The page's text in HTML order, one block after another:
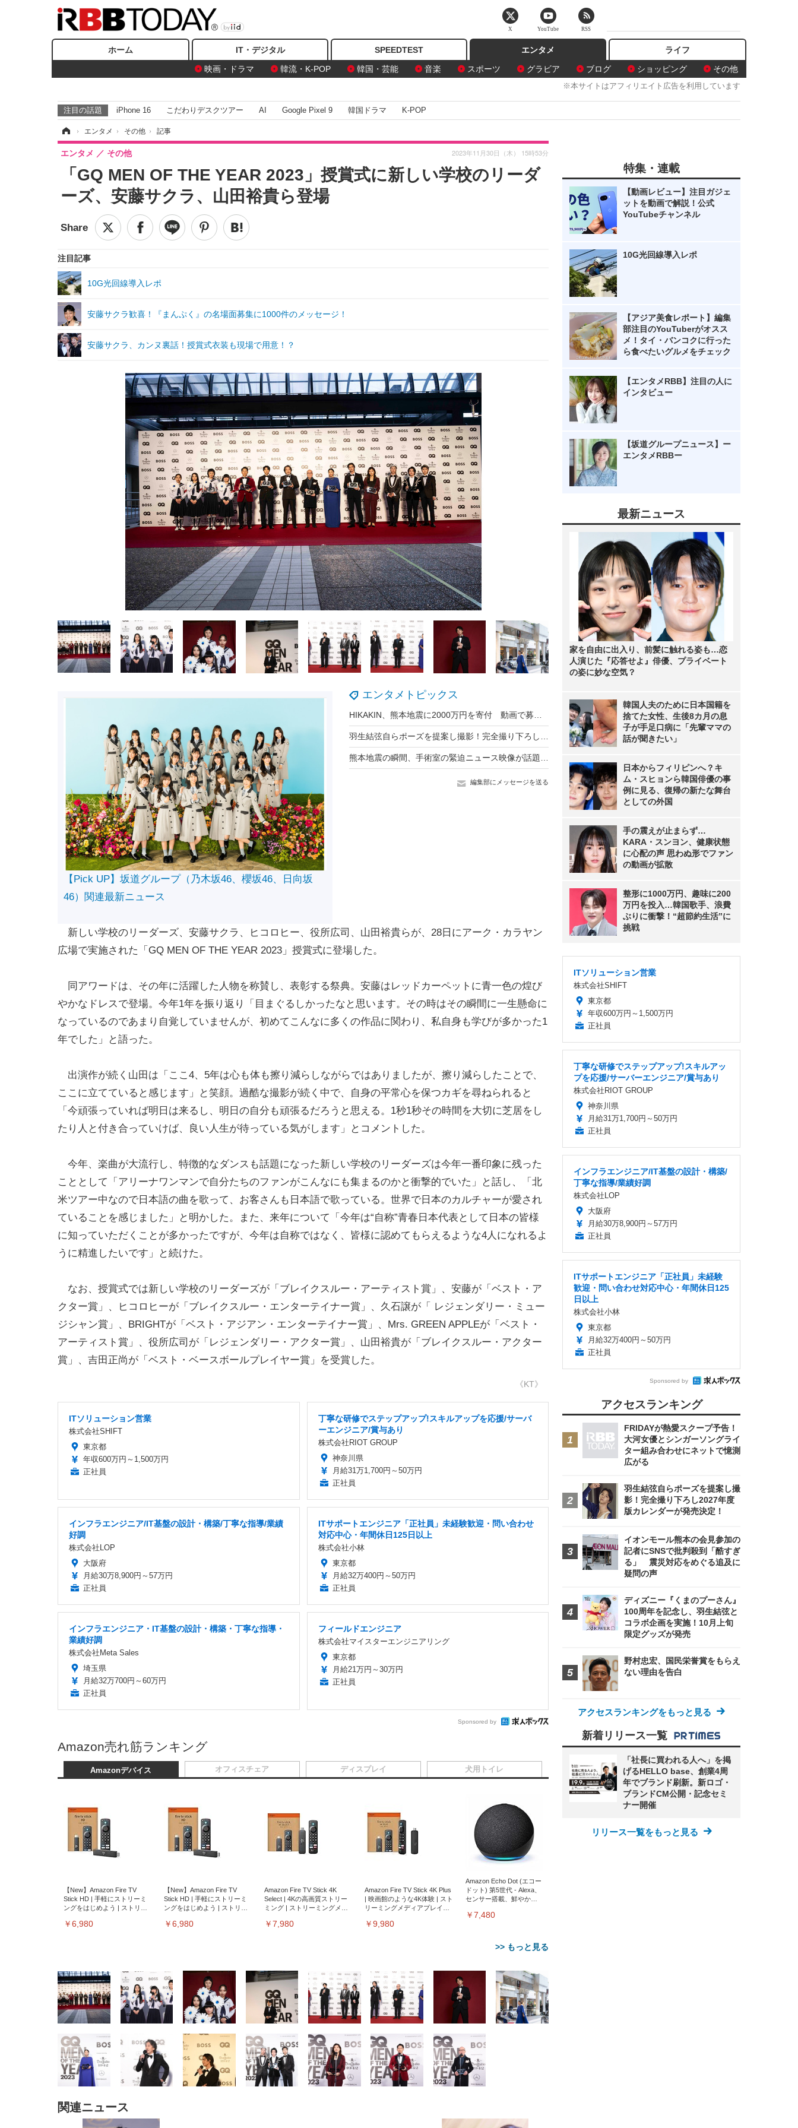
ホーム IT・デジタル SPEEDTEST
エンタメ
映画・ドラマ
韓流・K-POP 韓国・芸能 音楽 スポーツ グラビア ブログ ショッピング その他
ライフ
※本サイトはアフィリエイト広告を利用しています
注目の話題 iPhone 16 こだわりデスクツアー AI Google Pixel 9 韓国ドラマ K-POP
› エンタメ › その他 › 記事
「GQ MEN OF THE YEAR 2023」授賞式に新しい学校のリーダ
ーズ、安藤サクラ、山田裕貴ら登場
エンタメ その他 2023年11月30日（木） 15時53分
注目記事
10G光回線導入レポ
安藤サクラ歓喜！『まんぷく』の名場面募集に1000件のメッセージ！
安藤サクラ、カンヌ裏話！授賞式衣装も現場で用意！？
エンタメトピックス
編集部にメッセージを送る
【Pick UP】坂道グループ（乃木坂46、櫻坂46、日向坂
46）関連最新ニュース
新しい学校のリーダーズ、安藤サクラ、ヒコロヒー、役所広司、山田裕貴らが、28日にアーク・カラヤン
広場で実施された「GQ MEN OF THE YEAR 2023」授賞式に登場した。
同アワードは、その年に活躍した人物を称賛し、表彰する祭典。安藤はレッドカーペットに青一色の煌び
やかなドレスで登場。今年1年を振り返り「目まぐるしかったなと思います。その時はその瞬間に一生懸命に
なっているのであまり自覚していませんが、初めてこんなに多くの作品に関わり、私自身も学びが多かった1
年でした」と語った。
出演作が続く山田は「ここ4、5年は心も体も擦り減らしながらではありましたが、擦り減らしたことで、
ここに立てていると感じます」と笑顔。過酷な撮影が続く中で、自身の平常心を保つカギを尋ねられると
「今頑張っていれば明日は来るし、明日の自分も頑張るだろうと思える。1秒1秒その時間を大切に芝居をし
たり人と付き合っていけば、良い人生が待っている気がします」とコメントした。
今年、楽曲が大流行し、特徴的なダンスも話題になった新しい学校のリーダーズは今年一番印象に残った
こととして「アリーナワンマンで自分たちのファンがこんなにも集まるのかと衝撃的でいた」と話し、「北
米ツアー中なので日本語の曲を歌って、お客さんも日本語で歌っている。世界で日本のカルチャーが愛され
ていることを感じました」と明かした。また、来年について「今年は“自称”青春日本代表として日本の皆様
に知っていただくことが多かったですが、今年は自称ではなく、皆様に認めてもらえるような4人になれるよ
うに精進したいです」と続けた。
なお、授賞式では新しい学校のリーダーズが「ブレイクスルー・アーティスト賞」、安藤が「ベスト・ア
クター賞」、ヒコロヒーが「ブレイクスルー・エンターテイナー賞」、久石譲が「 レジェンダリー・ミュー
ジシャン賞」、BRIGHTが「ベスト・アジアン・エンターテイナー賞」、Mrs. GREEN APPLEが「ベスト・
アーティスト賞」、役所広司が「レジェンダリー・アクター賞」、山田裕貴が「ブレイクスルー・アクター
賞」、吉田正尚が「ベスト・ベースボールプレイヤー賞」を受賞した。
《KT》
ITソリューション営業
株式会社SHIFT
東京都
年収600万円～1,500万円
正社員
丁寧な研修でステップアップ!スキルアップを応援/サーバ
ーエンジニア/賞与あり
株式会社RIOT GROUP
神奈川県
月給31万1,700円～50万円
正社員
インフラエンジニア/IT基盤の設計・構築/丁寧な指導/業績
好調
株式会社LOP
大阪府
月給30万8,900円～57万円
正社員
ITサポートエンジニア「正社員」未経験歓迎・問い合わせ
対応中心・年間休日125日以上
株式会社小林
東京都
月給32万400円～50万円
正社員
インフラエンジニア・IT基盤の設計・構築・丁寧な指導・
業績好調
株式会社Meta Sales
埼玉県
月給32万700円～60万円
正社員
フィールドエンジニア
株式会社マイスターエンジニアリング
東京都
月給21万円～30万円
正社員
Sponsored by
Amazon売れ筋ランキング
Amazonデバイス
【New】Amazon Fire TV
Stick HD | 手軽にストリーミ
ングをはじめよう | ストリー
￥6,980
【New】Amazon Fire TV
Stick HD | 手軽にストリーミ
ングをはじめよう | ストリー
￥6,980
Amazon Fire TV Stick 4K
Select | 4Kの高画質ストリー
ミング | ストリーミングメデ
￥7,980
Amazon Fire TV Stick 4K Plus
| 映画館のような4K体験 | スト
リーミングメディアプレイヤ
￥9,980
Amazon Echo Dot (エコー
ドット) 第5世代 - Alexa、
センサー搭載、鮮やかな
￥7,480
>> もっと見る
オフィスチェア
[EdoErgo] オフィスチェア 椅
子 テレワーク 疲れない 跳ね
上げ式アームレスト コンパク
椅子 360度回転 座面昇降 強化
ナイロン樹脂ベース 通気性メ
ッシュ 在宅ワーク H-
WY01(黒網+黒枠+黒足)
SIHOO B100 オフィスチェア
／デスクチェア メッシュチェ
ア 人間工学 疲れない ブラッ
Sezlife オフィスチェア デスク
チェア 疲れない テレワーク
チェア 強化バックレスト 30
Sezlife オフィスチェア デスク
チェア 疲れない テレワーク
チェア 強化バックレスト 30度
ハンガー付き 高反発クッショ
ANDWINT オフィスチェ
ア デスクチェア 肘なし メ
ッシュ 通気性 ランバーサ
ポート付き 腰サポート ガ
84～96cm テレワーク 在
ディスプレイ
EIZO ビジネス向けプレミア
ムモニター | FlexScan
EV3240X-WT | 31.5型4K
UHD・USB Type-C・ホワイ
EIZO ビジネス向けプレミア
ムモニター | FlexScan
EV2740X-WT | 27.0型4K
UHD・USB Type-C・ホワイ
【純正品】27"ゲーミングモ
ニター DualSense 充電フッ
ク付き（CFI-ZDM1J）
【整備済み品】Dell
E2724HS 27インチ 液晶モ
ニター フル
HD（1920×1080）VA 非光
￥15,800
【MiniLED/24.5inch/280Hz/FHD】
GRAPHT THE SHOOTER
Gaming Monitor 24” Essential ゲ
ーミングモニター QD 24.5インチ
犬用トイレ
Amazonベーシック ペットシ
ーツ 薄型 レギュラー 1回使い
捨て 無香料 ホワイト 300枚
Amazonベーシック ペットシ
ーツ 厚型 ワイド 42枚x2袋(84
枚) ホワイト(吸収面:ライトブ
ネオ・ルーライフ ネオ・オム
ツ L 中型犬用 26枚入り 単品
￥1,800
Smart Basic(スマートベーシ
ック) 【Amazon.co.jp限定】
Smart Basic アイリスオーヤマ
アイリスオーヤマ ペット
シーツ 超厚型 お徳用 レギ
ュラー 200枚入
【Amazon.co.jp限定】
関連ニュース
特集・連載
【動画レビュー】注目ガジェ
ットを動画で解説！公式
YouTubeチャンネル
10G光回線導入レポ
【アジア美食レポート】編集
部注目のYouTuberがオスス
メ！タイ・バンコクに行った
ら食べたいグルメをチェック
【エンタメRBB】注目の人に
インタビュー
【坂道グループニュース】ー
エンタメRBBー
最新ニュース
家を自由に出入り、前髪に触れる姿も…恋
人演じた『応答せよ』俳優、プライベート
の姿に妙な空気？
韓国人夫のために日本国籍を
捨てた女性、生後8カ月の息
子が手足口病に「先輩ママの
話が聞きたい」
日本からフィリピンへ？キ
ム・スヒョンら韓国俳優の事
例に見る、復帰の新たな舞台
としての外国
手の震えが止まらず…
KARA・スンヨン、健康状態
に心配の声 思わぬ形でファン
の動画が拡散
整形に1000万円、趣味に200
万円を投入…韓国歌手、浪費
ぶりに衝撃！“超節約生活”に
挑戦
ITソリューション営業
株式会社SHIFT
東京都
年収600万円～1,500万円
正社員
丁寧な研修でステップアップ!スキルアッ
プを応援/サーバーエンジニア/賞与あり
株式会社RIOT GROUP
神奈川県
月給31万1,700円～50万円
正社員
インフラエンジニア/IT基盤の設計・構築/
丁寧な指導/業績好調
株式会社LOP
大阪府
月給30万8,900円～57万円
正社員
ITサポートエンジニア「正社員」未経験
歓迎・問い合わせ対応中心・年間休日125
日以上
株式会社小林
東京都
月給32万400円～50万円
正社員
Sponsored by
アクセスランキング
FRIDAYが熱愛スクープ予告！
大河女優とシンガーソングライ
ター組み合わせにネットで憶測
広がる
羽生結弦自らポーズを提案し撮
影！完全撮り下ろし2027年度
版カレンダーが発売決定！
イオンモール熊本の会見参加の
記者にSNSで批判殺到「酷すぎ
る」 震災対応をめぐる追及に
疑問の声
ディズニー『くまのプーさん』
100周年を記念し、羽生結弦と
コラボ企画を実施！10月上旬
限定グッズが発売
野村忠宏、国民栄誉賞をもらえ
ない理由を告白
アクセスランキングをもっと見る
新着リリース一覧
「社長に買われる人へ」を掲
げるHELLO base、創業4周
年でブランド刷新。新ロゴ・
ブランドCM公開・記念セミ
ナー開催
リリース一覧をもっと見る
X YouTube RSS